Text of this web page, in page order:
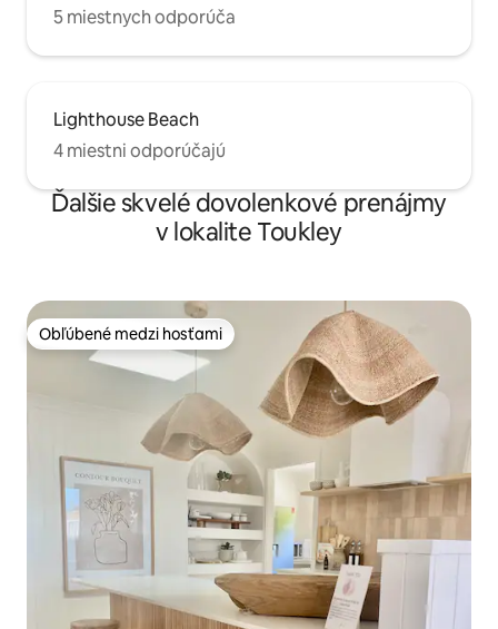
5 miestnych odporúča
Lighthouse Beach
4 miestni odporúčajú
Ďalšie skvelé dovolenkové prenájmy
v lokalite Toukley
Obľúbené medzi hosťami
Obľúbené medzi hosťami